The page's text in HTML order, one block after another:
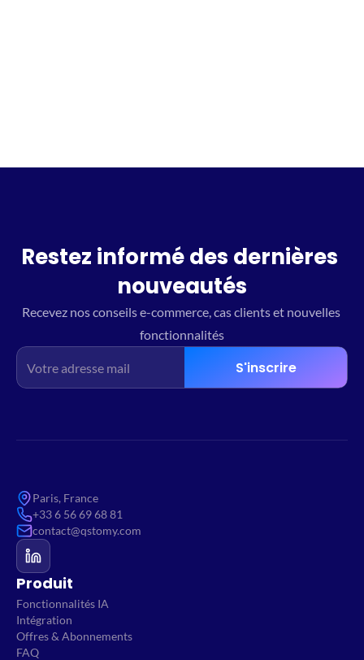
Restez informé des dernières
nouveautés
Recevez nos conseils e-commerce, cas clients et nouvelles
fonctionnalités
S'inscrire
Paris, France
+33 6 56 69 68 81
contact@qstomy.com
Produit
Fonctionnalités IA
Intégration
Offres & Abonnements
FAQ